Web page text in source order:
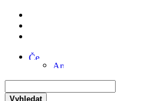
Vyhledat